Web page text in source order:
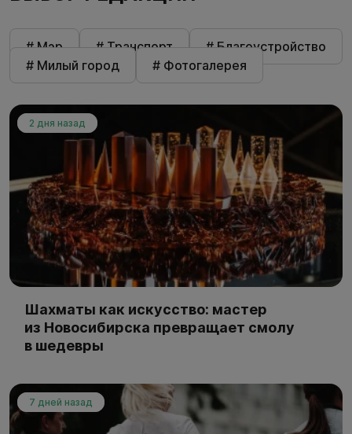
# Мэр # Транспорт
# Благоустройство
# Милый город
# Фотогалерея
2 дня назад
Шахматы как искусство: мастер
из Новосибирска превращает смолу
в шедевры
7 дней назад